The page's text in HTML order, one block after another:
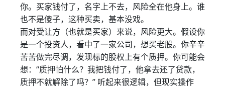
你。买家钱付了，名字上不去，风险全在他身上。谁
也不是傻子，这种买卖，基本没戏。
而对受让方（也就是买家）来说，风险更大。假设你
是一个投资人，看中了一家公司，想买老股。你辛辛
苦苦做完尽调，发现标的股权上有个质押。你可能会
想：“质押怕什么？我把钱付了，他拿去还了贷款，
质押不就解除了吗？” 听起来很逻辑，但现实操作